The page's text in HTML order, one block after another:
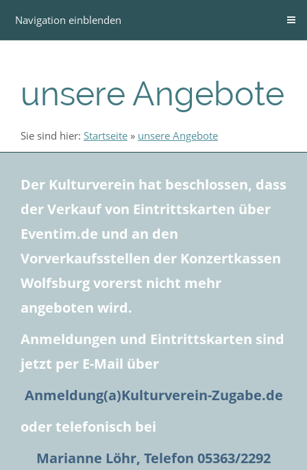
Navigation einblenden
unsere Angebote
Sie sind hier: Startseite » unsere Angebote
Der Kulturverein hat beschlossen, dass
der Verkauf von Eintrittskarten über
Eventim.de und an den
Vorverkaufsstellen der Konzertkassen
Wolfsburg vorerst nicht mehr
angeboten wird.
Anmeldungen und Eintrittskarten sind
jetzt per E-Mail über
Anmeldung(a)Kulturverein-Zugabe.de
oder telefonisch bei
Marianne Löhr, Telefon 05363/2292